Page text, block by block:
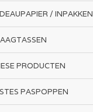
/ INPAKKEN
PRODUCTEN
PASPOPPEN